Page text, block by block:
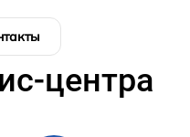
центра